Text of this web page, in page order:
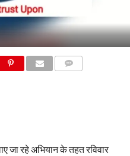
जा रहे अभियान के तहत रविवार